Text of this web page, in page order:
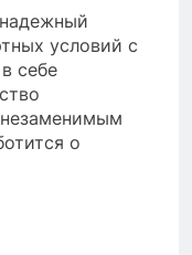
условий с
себе
незаменимым
о